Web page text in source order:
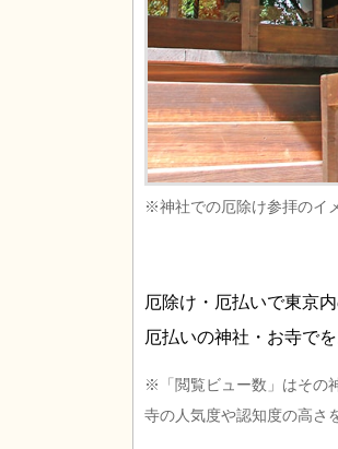
※神社での厄除け参拝のイ
厄除け・厄払いで東京
厄払いの神社・お寺で
※「閲覧ビュー数」はその
寺の人気度や認知度の高さ